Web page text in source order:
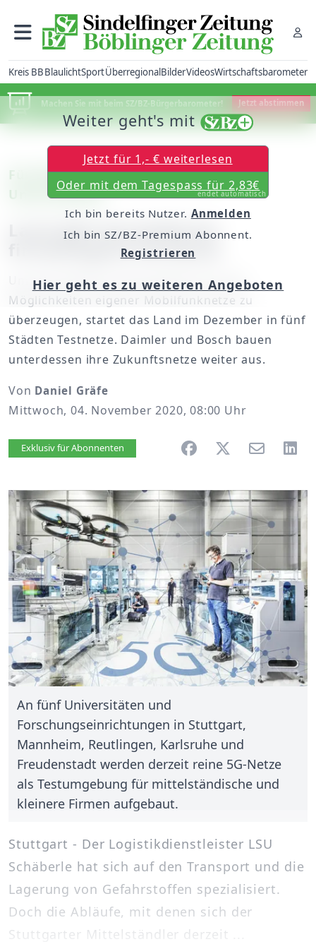
Kreis BBBlaulichtSportÜberregionalBilderVideosWirtschaftsbarometer
Machen Sie mit beim SZ/BZ-Bürgerbarometer! Jetzt abstimmen
Für kleine und mittelständische
Unternehmen
Land gibt Starthilfe für
firmeneigene 5G-Netze
Um auch kleinere Unternehmen von den
Möglichkeiten eigener Mobilfunknetze zu
überzeugen, startet das Land im Dezember in fünf
Städten Testnetze. Daimler und Bosch bauen
unterdessen ihre Zukunftsnetze weiter aus.
Von Daniel Gräfe
Mittwoch, 04. November 2020, 08:00 Uhr
Artikel vorlesen
Exklusiv für Abonnenten
An fünf Universitäten und
Forschungseinrichtungen in Stuttgart,
Mannheim, Reutlingen, Karlsruhe und
Freudenstadt werden derzeit reine 5G-Netze
als Testumgebung für mittelständische und
kleinere Firmen aufgebaut.
Stuttgart - Der Logistikdienstleister LSU
Schäberle hat sich auf den Transport und die
Lagerung von Gefahrstoffen spezialisiert.
Doch die Abläufe, mit denen sich der
Stuttgarter Mittelständler derzeit ...
Weiter geht's mit
Jetzt für 1,- € weiterlesen
Oder mit dem Tagespass für 2,83€
endet automatisch
Ich bin bereits Nutzer. Anmelden
Ich bin SZ/BZ-Premium Abonnent.
Registrieren
Hier geht es zu weiteren Angeboten